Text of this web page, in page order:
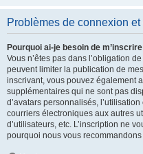
Problèmes de connexion et
Pourquoi ai-je besoin de
Vous n’êtes pas dans l’obligation
peuvent limiter la publication de
inscrivant, vous pouvez également
supplémentaires qui ne sont pas
d’avatars personnalisés,
courriers électroniques aux autres
d’utilisateurs, etc. L’inscription ne
pourquoi nous vous